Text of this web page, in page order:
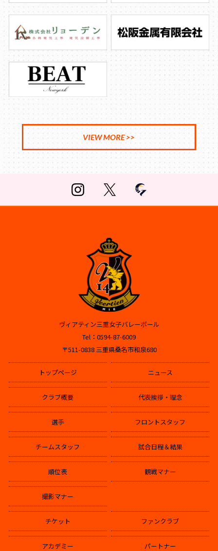
VIEW MORE >>
ヴィアティン三重女子バレーボール
Tel：0594-87-6009
〒511-0838 三重県桑名市和泉680
トップページ ニュース
クラブ概要 代表挨拶・理念
選手 フロントスタッフ
チームスタッフ 試合日程＆結果
順位表 観戦マナー
撮影マナー
チケット ファンクラブ
アカデミー パートナー